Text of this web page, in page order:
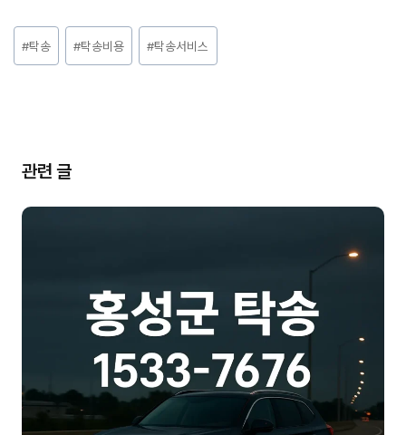
Post
Tags:
#탁송 #탁송비용 #탁송서비스
관련 글